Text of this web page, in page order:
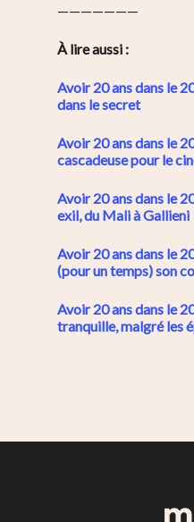
———————
À lire aussi :
Avoir 20 ans dans le
dans le secret
Avoir 20 ans dans le
cascadeuse pour le
Avoir 20 ans dans le
exil, du Mali à Gallieni
Avoir 20 ans dans le
(pour un temps) son
Avoir 20 ans dans le
tranquille, malgré les